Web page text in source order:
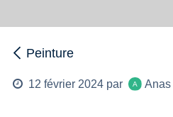
Peinture
12 février 2024 par Anas